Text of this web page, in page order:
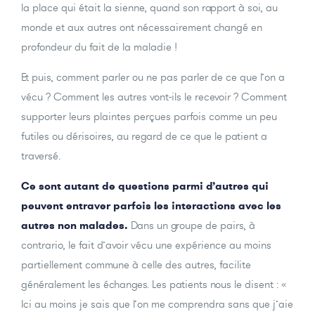
la place qui était la sienne, quand son rapport à soi, au
monde et aux autres ont nécessairement changé en
profondeur du fait de la maladie !
Et puis, comment parler ou ne pas parler de ce que l’on a
vécu ? Comment les autres vont-ils le recevoir ? Comment
supporter leurs plaintes perçues parfois comme un peu
futiles ou dérisoires, au regard de ce que le patient a
traversé.
Ce sont autant de questions parmi d’autres qui
peuvent entraver parfois les interactions avec les
autres non malades. Dans un groupe de pairs, à
contrario, le fait d’avoir vécu une expérience au moins
partiellement commune à celle des autres, facilite
généralement les échanges. Les patients nous le disent : «
Ici au moins je sais que l’on me comprendra sans que j’aie